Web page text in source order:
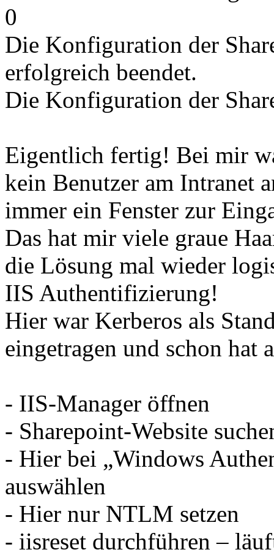
0
Die Konfiguration der
erfolgreich beendet.
Die Konfiguration der
Eigentlich fertig! Bei mir
kein Benutzer am Intranet
immer ein Fenster zur
Das hat mir viele graue
die Lösung mal wieder
IIS Authentifizierung!
Hier war Kerberos als
eingetragen und schon hat
- IIS-Manager öffnen
- Sharepoint-Website
- Hier bei „Windows
auswählen
- Hier nur NTLM setzen
- iisreset durchführen –